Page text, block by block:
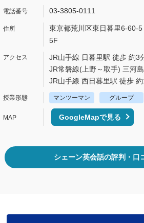
03-3805-0111
東京都荒川区東日暮里6-60-5
5F
JR山手線 日暮里駅 徒歩 約3
JR常磐線(上野～取手) 三河
JR山手線 西日暮里駅 徒歩
マンツーマン グループ
GoogleMapで見る
シェーン英会話の評判・口